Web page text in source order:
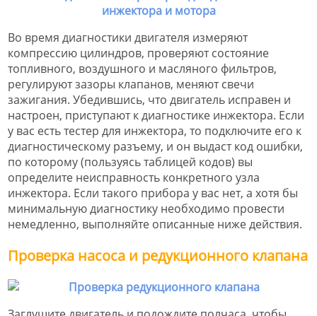
Во время диагностики двигателя измеряют
компрессию цилиндров, проверяют состояние
топливного, воздушного и масляного фильтров,
регулируют зазоры клапанов, меняют свечи
зажигания. Убедившись, что двигатель исправен и
настроен, приступают к диагностике инжектора. Если
у вас есть тестер для инжектора, то подключите его к
диагностическому разъему, и он выдаст код ошибки,
по которому (пользуясь таблицей кодов) вы
определите неисправность конкретного узла
инжектора. Если такого прибора у вас нет, а хотя бы
минимальную диагностику необходимо провести
немедленно, выполняйте описанные ниже действия.
Проверка насоса и редукционного клапана